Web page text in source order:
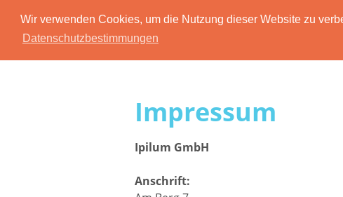
Wir verwenden Cookies, um die Nutzung dieser Website zu
Datenschutzbestimmungen
Impressum
Ipilum GmbH
Anschrift: